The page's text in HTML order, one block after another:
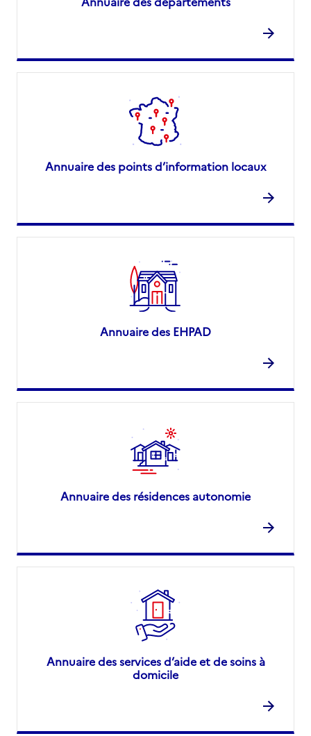
Annuaire des points d’information locaux
Annuaire des EHPAD
Annuaire des résidences autonomie
Annuaire des services d’aide et de soins à
domicile